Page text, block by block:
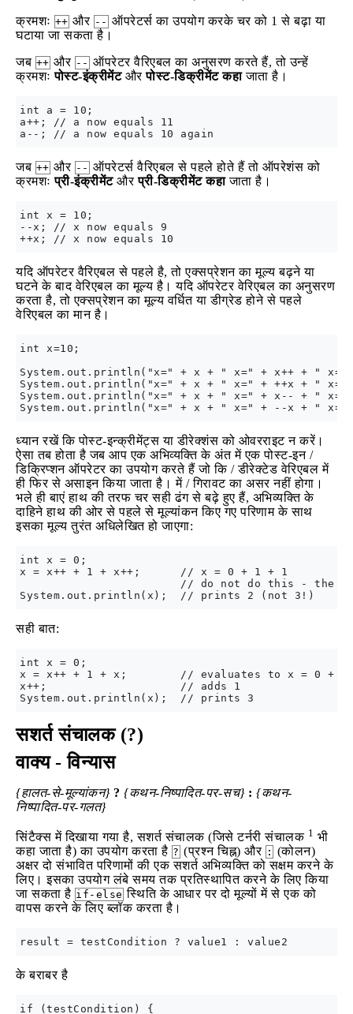
क्रमशः ++ और -- ऑपरेटर्स का उपयोग करके चर को 1 से बढ़ा या
घटाया जा सकता है।
जब ++ और -- ऑपरेटर वैरिएबल का अनुसरण करते हैं, तो उन्हें
क्रमशःपोस्ट-इंक्रीमेंटऔरपोस्ट-डिक्रीमेंट कहाजाता है।
int a = 10;
a++; // a now equals 11
जब ++ और -- ऑपरेटर्स वैरिएबल से पहले होते हैं तो ऑपरेशंस को
क्रमशःप्री-इंक्रीमेंटऔरप्री-डिक्रीमेंट कहाजाता है।
int x = 10;
--x; // x now equals 9
यदि ऑपरेटर वैरिएबल से पहले है, तो एक्सप्रेशन का मूल्य बढ़ने या
घटने के बाद वेरिएबल का मूल्य है। यदि ऑपरेटर वेरिएबल का अनुसरण
करता है, तो एक्सप्रेशन का मूल्य वर्धित या डीग्रेड होने से पहले
वेरिएबल का मान है।
int x=10;
System.out.println("x=" + x + " x=" + x++ + " x="
System.out.println("x=" + x + " x=" + ++x + " x="
System.out.println("x=" + x + " x=" + x-- + " x="
ध्यान रखें कि पोस्ट-इन्क्रीमेंट्स या डीरेक्शंस को ओवरराइट न करें।
ऐसा तब होता है जब आप एक अभिव्यक्ति के अंत में एक पोस्ट-इन /
डिक्रिप्शन ऑपरेटर का उपयोग करते हैं जो कि / डीरेक्टेड वेरिएबल में
ही फिर से असाइन किया जाता है। में / गिरावट का असर नहीं होगा।
भले ही बाएं हाथ की तरफ चर सही ढंग से बढ़े हुए हैं, अभिव्यक्ति के
दाहिने हाथ की ओर से पहले से मूल्यांकन किए गए परिणाम के साथ
इसका मूल्य तुरंत अधिलेखित हो जाएगा:
int x = 0;
x = x++ + 1 + x++;      // x = 0 + 1 + 1
// do not do this - the
सही बात:
int x = 0;
x = x++ + 1 + x;        // evaluates to x = 0 + 1
x++;                    // adds 1
सशर्त संचालक (?)
वाक्य - विन्यास
{हालत-से-मूल्यांकन} ? {कथन-निष्पादित-पर-सच} : {कथन-
निष्पादित-पर-गलत}
सिंटैक्स में दिखाया गया है, सशर्त संचालक (जिसे टर्नरी संचालक 1 भी
कहा जाता है) का उपयोग करता है ? (प्रश्न चिह्न) और : (कोलन)
अक्षर दो संभावित परिणामों की एक सशर्त अभिव्यक्ति को सक्षम करने के
लिए। इसका उपयोग लंबे समय तक प्रतिस्थापित करने के लिए किया
जा सकता है if-else स्थिति के आधार पर दो मूल्यों में से एक को
वापस करने के लिए ब्लॉक करता है।
के बराबर है
if (testCondition) {